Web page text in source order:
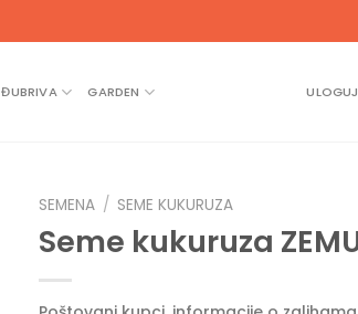
ĐUBRIVA GARDEN
SEMENA / SEME KUKURUZA
Seme kukuruza